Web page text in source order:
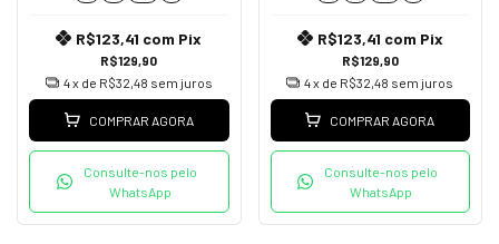
R$129,90
R$123,41 com Pix
4x de R$32,48 sem juros
COMPRAR AGORA
Consulte-nos pelo
WhatsApp
R$129,90
R$123,41 com Pix
4x de R$32,48 sem juros
COMPRAR AGORA
Consulte-nos pelo
WhatsApp